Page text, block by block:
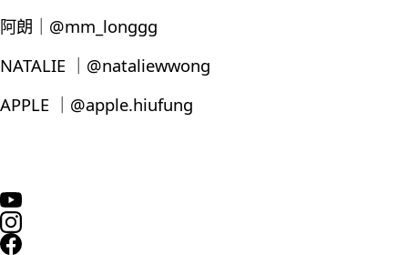
阿朗｜@mm_longgg
NATALIE ｜@nataliewwong
APPLE ｜@apple.hiufung